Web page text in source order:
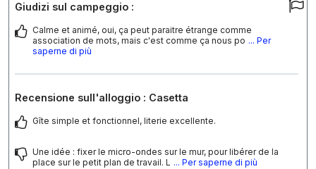
Giudizi sul campeggio :
Calme et animé, oui, ça peut paraitre étrange comme
association de mots, mais c'est comme ça nous po ... Per
saperne di più
Recensione sull'alloggio : Casetta
Gîte simple et fonctionnel, literie excellente.
Une idée : fixer le micro-ondes sur le mur, pour libérer de la
place sur le petit plan de travail. L ... Per saperne di più